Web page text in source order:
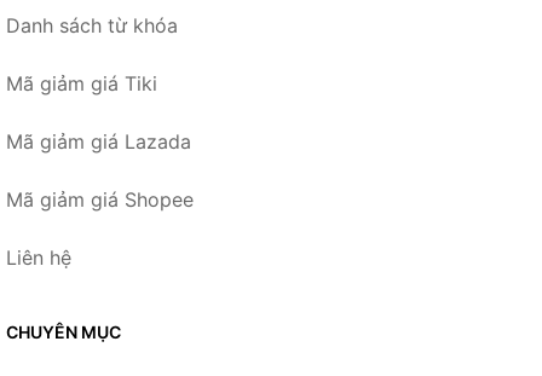
Danh sách từ khóa
Mã giảm giá Tiki
Mã giảm giá Lazada
Mã giảm giá Shopee
Liên hệ
CHUYÊN MỤC